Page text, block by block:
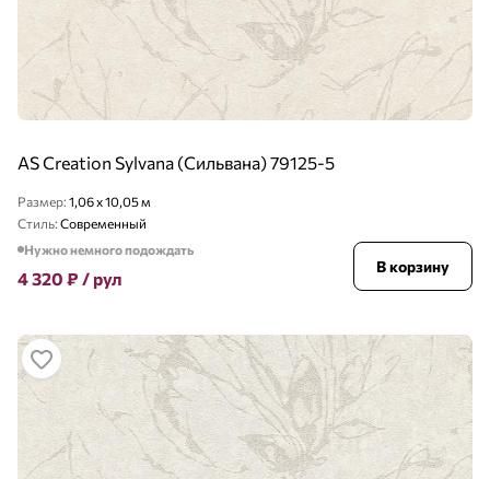
AS Creation Sylvana (Сильвана) 79125-5
Размер: 1,06 x 10,05 м
Стиль: Современный
Нужно немного подождать
4 320 ₽ / рул
В корзину